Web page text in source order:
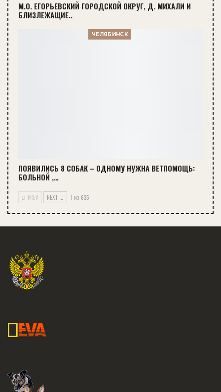
М.О. ЕГОРЬЕВСКИЙ ГОРОДСКОЙ ОКРУГ, Д. МИХАЛИ И
БЛИЗЛЕЖАЩИЕ..
ЧЕЛЯБИНСК
ПОЯВИЛИСЬ 8 СОБАК – ОДНОМУ НУЖНА ВЕТПОМОЩЬ:
БОЛЬНОЙ ,…
PREV NEXT 1 из 635